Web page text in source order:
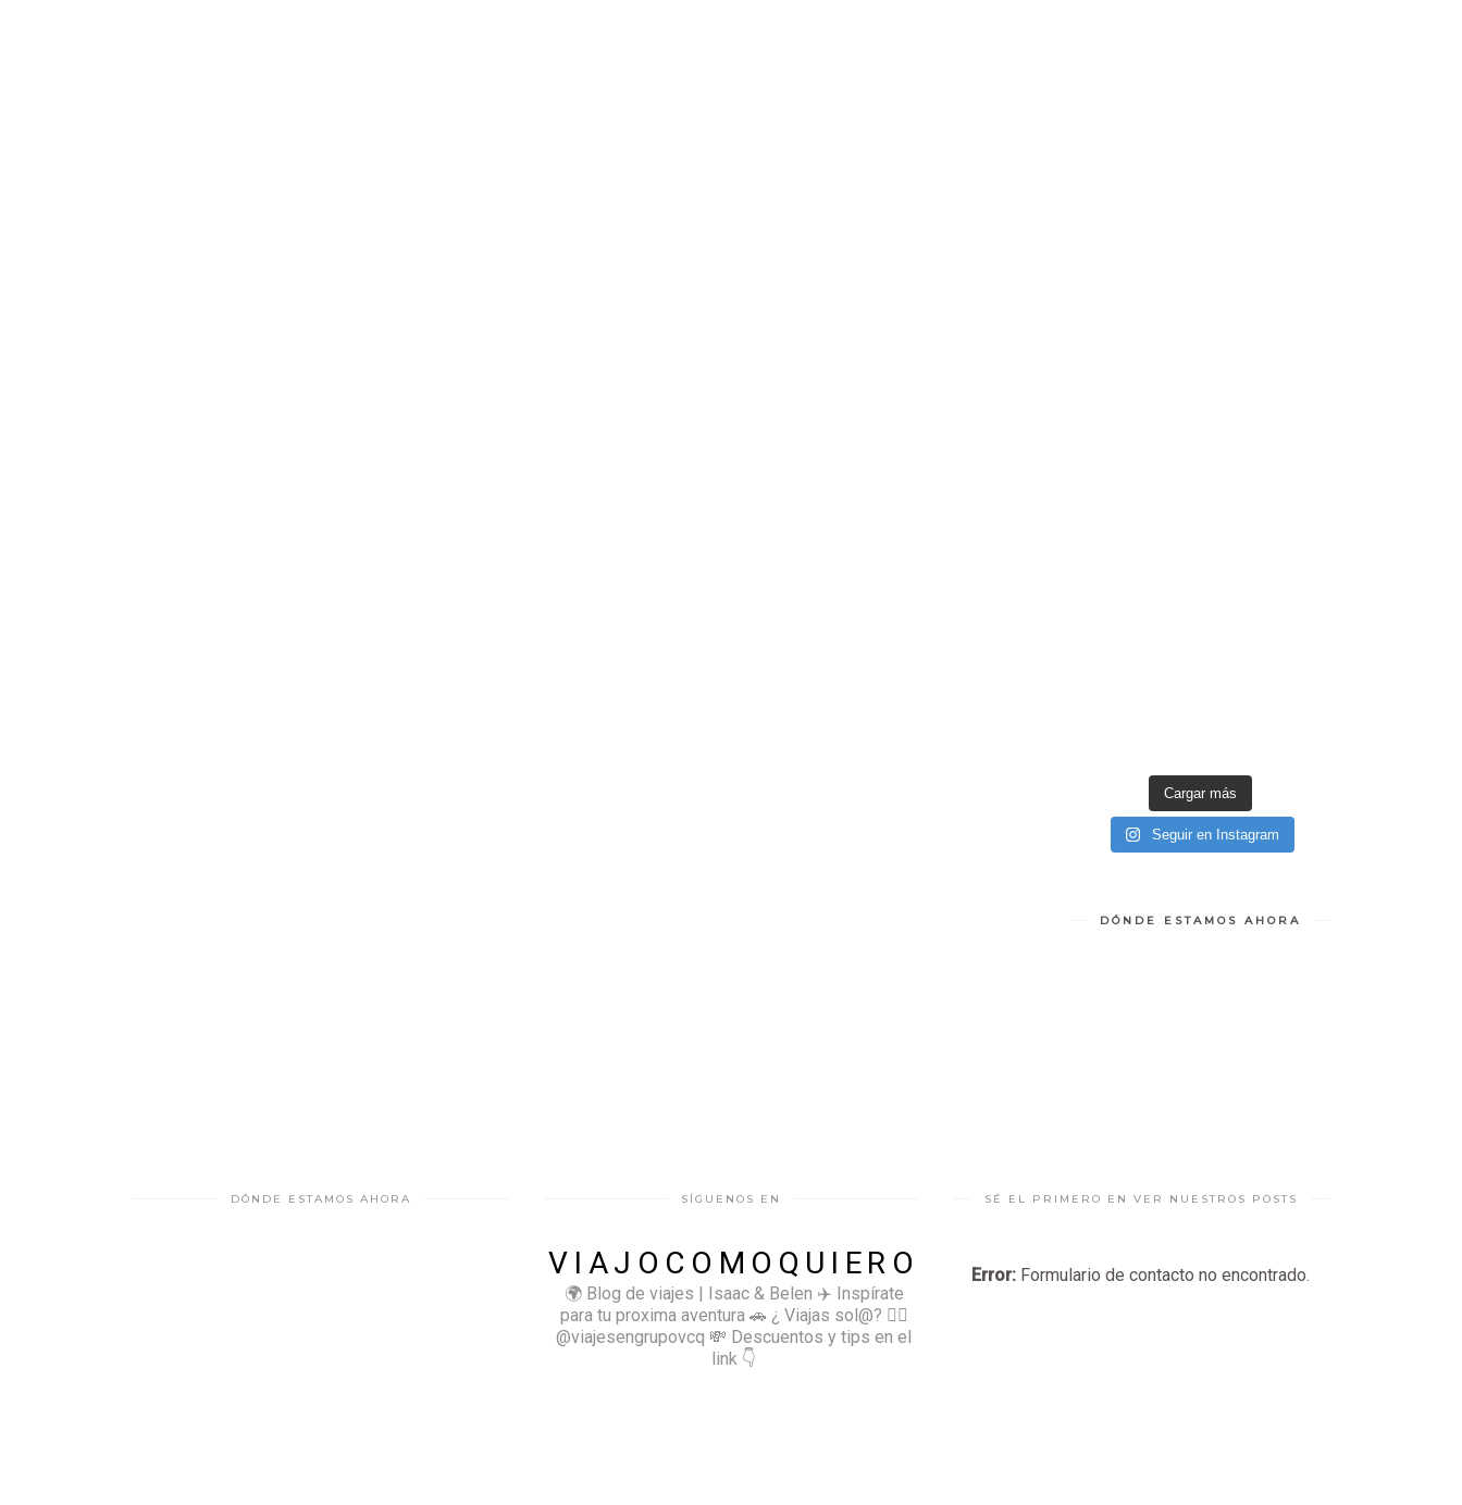
Cargar más
Seguir en Instagram
DÓNDE ESTAMOS AHORA
DÓNDE ESTAMOS AHORA SÍGUENOS EN
VIAJOCOMOQUIERO
🌍 Blog de viajes | Isaac & Belen ✈️ Inspírate
para tu proxima aventura 🚗 ¿ Viajas sol@? 👉🏻
@viajesengrupovcq 💸 Descuentos y tips en el
link 👇
SÉ EL PRIMERO EN VER NUESTROS POSTS
Error: Formulario de contacto no encontrado.